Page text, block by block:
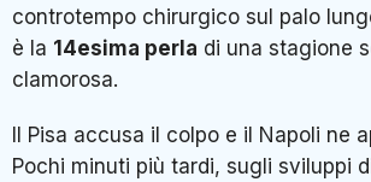
controtempo chirurgico sul palo
è la 14esima perla di una stagione
clamorosa.
Il Pisa accusa il colpo e il Napoli ne
Pochi minuti più tardi, sugli sviluppi